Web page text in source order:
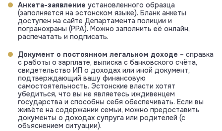
Анкета-заявление установленного образца
(заполняется на эстонском языке). Бланк анкеты
доступен на сайте Департамента полиции и
погранохраны (PPA). Можно заполнить её онлайн,
распечатать и подписать.
Документ о постоянном легальном доходе – справка
с работы о зарплате, выписка с банковского счёта,
свидетельство ИП о доходах или иной документ,
подтверждающий вашу финансовую
самостоятельность. Эстонские власти хотят
убедиться, что вы не являетесь иждивенцем
государства и способны себя обеспечивать. Если вы
живёте на содержании семьи, можно предоставить
документы о доходах супруга или родителей (с
объяснением ситуации).